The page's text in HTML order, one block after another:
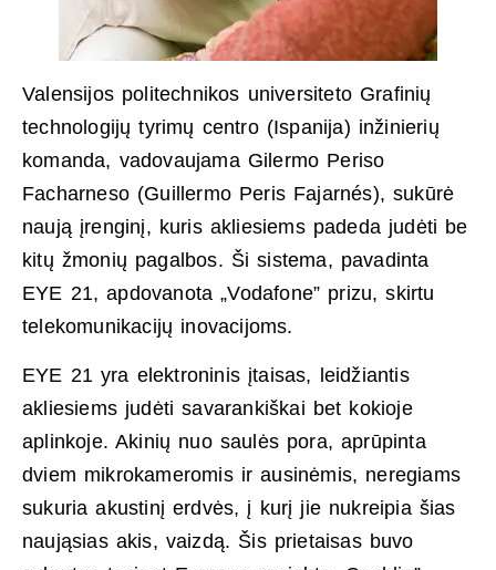
Valensijos politechnikos universiteto Grafinių
technologijų tyrimų centro (Ispanija) inžinierių
komanda, vadovaujama Gilermo Periso
Facharneso (Guillermo Peris Fajarnés), sukūrė
naują įrenginį, kuris akliesiems padeda judėti be
kitų žmonių pagalbos. Ši sistema, pavadinta
EYE 21, apdovanota „Vodafone” prizu, skirtu
telekomunikacijų inovacijoms.
EYE 21 yra elektroninis įtaisas, leidžiantis
akliesiems judėti savarankiškai bet kokioje
aplinkoje. Akinių nuo saulės pora, aprūpinta
dviem mikrokameromis ir ausinėmis, neregiams
sukuria akustinį erdvės, į kurį jie nukreipia šias
naująsias akis, vaizdą. Šis prietaisas buvo